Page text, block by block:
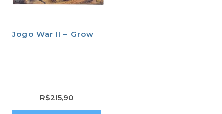
Jogo War II – Grow
R$215,90